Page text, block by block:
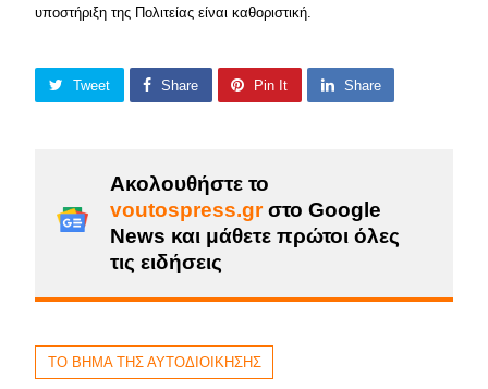
υποστήριξη της Πολιτείας είναι καθοριστική.
Tweet Share Pin It Share
Ακολουθήστε το
voutospress.grστο Google
News και μάθετε πρώτοι όλες
τις ειδήσεις
ΤΟ ΒΗΜΑ ΤΗΣ ΑΥΤΟΔΙΟΙΚΗΣΗΣ